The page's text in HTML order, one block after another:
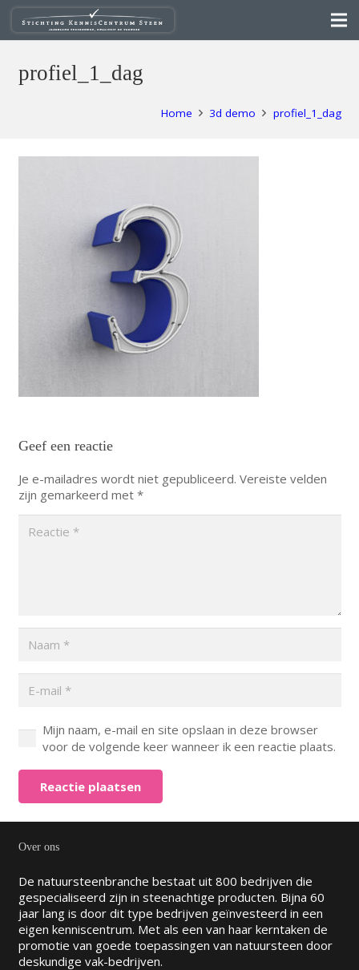
profiel_1_dag
Home 3d demo profiel_1_dag
Geef een reactie
Je e-mailadres wordt niet gepubliceerd. Vereiste velden
zijn gemarkeerd met *
Mijn naam, e-mail en site opslaan in deze browser
voor de volgende keer wanneer ik een reactie plaats.
Reactie plaatsen
Over ons
De natuursteenbranche bestaat uit 800 bedrijven die
gespecialiseerd zijn in steenachtige producten. Bijna 60
jaar lang is door dit type bedrijven geïnvesteerd in een
eigen kenniscentrum. Met als een van haar kerntaken de
promotie van goede toepassingen van natuursteen door
deskundige vak-bedrijven.